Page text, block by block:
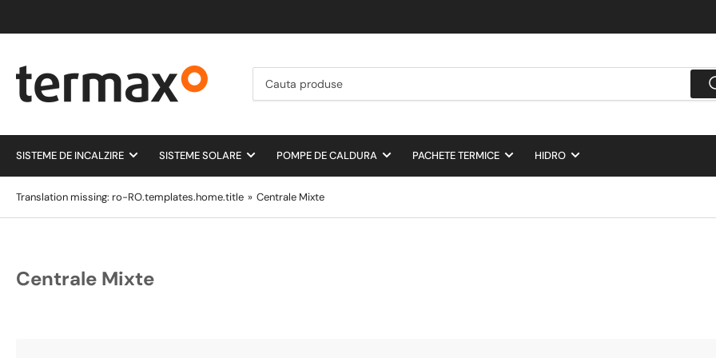
produse
SISTEME DE INCALZIRE SISTEME SOLARE POMPE DE CALDURA PACHETE TERMICE HIDRO
Translation missing: ro-RO.templates.home.title » Centrale Mixte
Centrale Mixte